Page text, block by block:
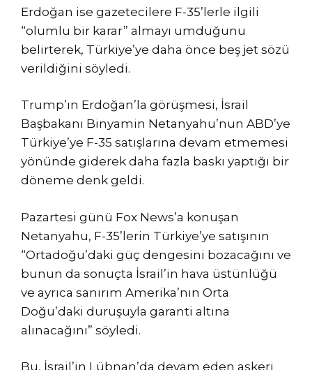
Erdoğan ise gazetecilere F-35’lerle ilgili
“olumlu bir karar” almayı umduğunu
belirterek, Türkiye’ye daha önce beş jet sözü
verildiğini söyledi.
Trump’ın Erdoğan’la görüşmesi, İsrail
Başbakanı Binyamin Netanyahu’nun ABD’ye
Türkiye’ye F-35 satışlarına devam etmemesi
yönünde giderek daha fazla baskı yaptığı bir
döneme denk geldi.
Pazartesi günü Fox News’a konuşan
Netanyahu, F-35’lerin Türkiye’ye satışının
“Ortadoğu’daki güç dengesini bozacağını ve
bunun da sonuçta İsrail’in hava üstünlüğü
ve ayrıca sanırım Amerika’nın Orta
Doğu’daki duruşuyla garanti altına
alınacağını” söyledi.
Bu, İsrail’in Lübnan’da devam eden askeri